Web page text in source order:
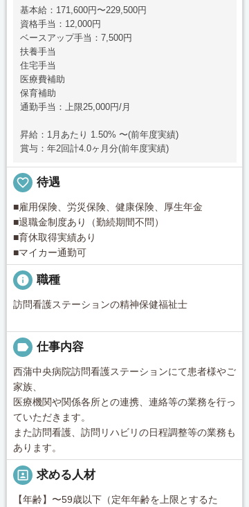
基本給：171,600円〜229,500円
資格手当：12,000円
ベースアップ手当：7,500円
扶養手当
住宅手当
医療費補助
保育補助
通勤手当：上限25,000円/月
昇給：1月あたり 1.50% 〜(前年度実績)
賞与：年2回計4.0ヶ月分(前年度実績)
favorite_border 待遇
■雇用保険、労災保険、健康保険、厚生年金
■退職金制度あり（勤続期間不問）
■育休取得実績あり
■マイカー通勤可
info 職種
訪問看護ステーションの精神保健福祉士
label 仕事内容
西蒲中央病院訪問看護ステーションにて患者様やご
家族、
医療機関や関係各所との連携、連絡等の業務を行っ
ていただきます。
また訪問看護、訪問リハビリの日程調整等の業務も
あります。
portrait 求める人材
【年齢】〜59歳以下（定年年齢を上限とするた